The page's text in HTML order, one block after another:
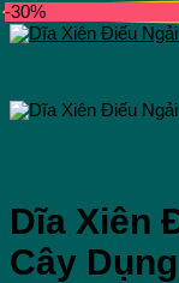
-30%
Dĩa Xiên
Cây